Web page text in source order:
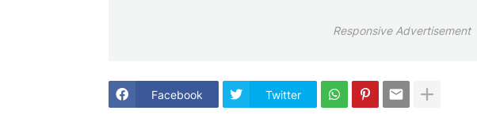
Responsive Advertisement
Facebook Twitter